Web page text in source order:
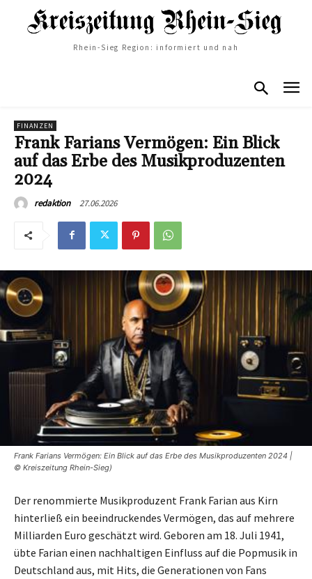
Rhein-Sieg Region: informiert und nah
FINANZEN
Frank Farians Vermögen: Ein Blick
auf das Erbe des Musikproduzenten
2024
redaktion 27.06.2026
Frank Farians Vermögen: Ein Blick auf das Erbe des Musikproduzenten 2024 |
© Kreiszeitung Rhein-Sieg)
Der renommierte Musikproduzent Frank Farian aus Kirn
hinterließ ein beeindruckendes Vermögen, das auf mehrere
Milliarden Euro geschätzt wird. Geboren am 18. Juli 1941,
übte Farian einen nachhaltigen Einfluss auf die Popmusik in
Deutschland aus, mit Hits, die Generationen von Fans